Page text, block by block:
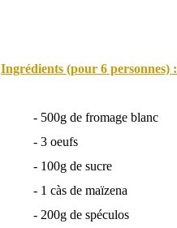
Ingrédients (pour 6 personnes) :
- 500g de fromage blanc
- 3 oeufs
- 100g de sucre
- 1 càs de maïzena
- 200g de spéculos